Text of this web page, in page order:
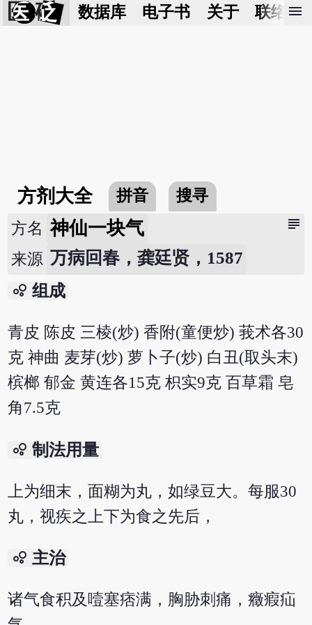
医 砭 数据库 电子书 关于 联络我
menu
方剂大全 拼音 搜寻
subject
方名 神仙一块气
来源 万病回春，龚廷贤，1587
bubble_chart 组成
青皮 陈皮 三棱(炒) 香附(童便炒) 莪术各30
克 神曲 麦芽(炒) 萝卜子(炒) 白丑(取头末)
槟榔 郁金 黄连各15克 枳实9克 百草霜 皂
角7.5克
bubble_chart 制法用量
上为细末，面糊为丸，如绿豆大。每服30
丸，视疾之上下为食之先后，
bubble_chart 主治
诸气食积及噎塞痞满，胸胁刺痛，癥瘕疝